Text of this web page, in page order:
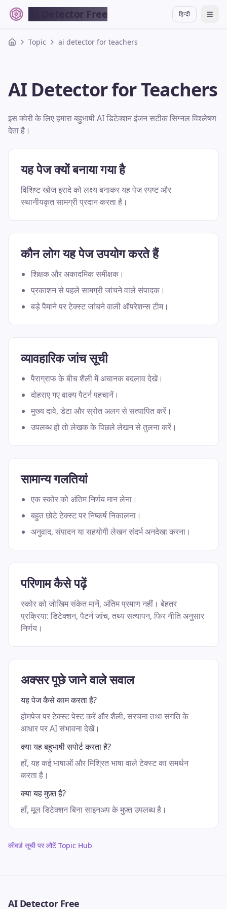
AI Detector Free हिन्दी 切换
Topic ai detector for teachers
AI Detector for Teachers
इस क्वेरी के लिए हमारा बहुभाषी AI डिटेक्शन इंजन सटीक सिग्नल विश्लेषण
देता है।
यह पेज क्यों बनाया गया है
विशिष्ट खोज इरादे को लक्ष्य बनाकर यह पेज स्पष्ट और
स्थानीयकृत सामग्री प्रदान करता है।
कौन लोग यह पेज उपयोग करते हैं
शिक्षक और अकादमिक समीक्षक।
प्रकाशन से पहले सामग्री जांचने वाले संपादक।
बड़े पैमाने पर टेक्स्ट जांचने वाली ऑपरेशन्स टीम।
व्यावहारिक जांच सूची
पैराग्राफ के बीच शैली में अचानक बदलाव देखें।
दोहराए गए वाक्य पैटर्न पहचानें।
मुख्य दावे, डेटा और स्रोत अलग से सत्यापित करें।
उपलब्ध हो तो लेखक के पिछले लेखन से तुलना करें।
सामान्य गलतियां
एक स्कोर को अंतिम निर्णय मान लेना।
बहुत छोटे टेक्स्ट पर निष्कर्ष निकालना।
अनुवाद, संपादन या सहयोगी लेखन संदर्भ अनदेखा करना।
परिणाम कैसे पढ़ें
स्कोर को जोखिम संकेत मानें, अंतिम प्रमाण नहीं। बेहतर
प्रक्रिया: डिटेक्शन, पैटर्न जांच, तथ्य सत्यापन, फिर नीति अनुसार
निर्णय।
अक्सर पूछे जाने वाले सवाल
यह पेज कैसे काम करता है?
होमपेज पर टेक्स्ट पेस्ट करें और शैली, संरचना तथा संगति के
आधार पर AI संभावना देखें।
क्या यह बहुभाषी सपोर्ट करता है?
हाँ, यह कई भाषाओं और मिश्रित भाषा वाले टेक्स्ट का समर्थन
करता है।
क्या यह मुफ़्त है?
हाँ, मूल डिटेक्शन बिना साइनअप के मुफ़्त उपलब्ध है।
कीवर्ड सूची पर लौटें Topic Hub
AI Detector Free